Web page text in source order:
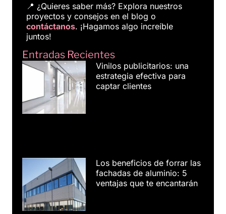
📍 ¿Quieres saber más? Explora nuestros
proyectos y consejos en el blog o
contáctanos. ¡Hagamos algo increíble
juntos!
Entradas Recientes
Vinilos publicitarios: una
estrategia efectiva para
captar clientes
Los beneficios de forrar las
fachadas de aluminio: 5
ventajas que te encantarán